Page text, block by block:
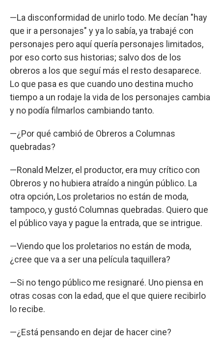
—La disconformidad de unirlo todo. Me decían "hay
que ir a personajes" y ya lo sabía, ya trabajé con
personajes pero aquí quería personajes limitados,
por eso corto sus historias; salvo dos de los
obreros a los que seguí más el resto desaparece.
Lo que pasa es que cuando uno destina mucho
tiempo a un rodaje la vida de los personajes cambia
y no podía filmarlos cambiando tanto.
—¿Por qué cambió de Obreros a Columnas
quebradas?
—Ronald Melzer, el productor, era muy crítico con
Obreros y no hubiera atraído a ningún público. La
otra opción, Los proletarios no están de moda,
tampoco, y gustó Columnas quebradas. Quiero que
el público vaya y pague la entrada, que se intrigue.
—Viendo que los proletarios no están de moda,
¿cree que va a ser una película taquillera?
—Si no tengo público me resignaré. Uno piensa en
otras cosas con la edad, que el que quiere recibirlo
lo recibe.
—¿Está pensando en dejar de hacer cine?